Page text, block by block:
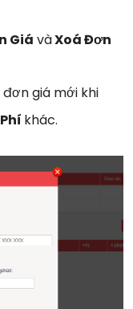
Giá vàXoá Đơn
giá mới khi
khác.